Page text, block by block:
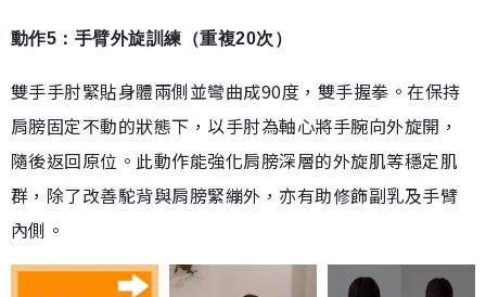
動作5：手臂外旋訓練（重複20次）
雙手手肘緊貼身體兩側並彎曲成90度，雙手握拳。在保持
肩膀固定不動的狀態下，以手肘為軸心將手腕向外旋開，
隨後返回原位。此動作能強化肩膀深層的外旋肌等穩定肌
群，除了改善駝背與肩膀緊繃外，亦有助修飾副乳及手臂
內側。